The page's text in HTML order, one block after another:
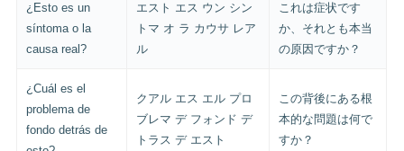
¿Esto es un
síntoma o la
causa real?
エスト エス ウン シン
トマ オ ラ カウサ レア
ル
これは症状です
か、それとも本当
の原因ですか？
¿Cuál es el
problema de
fondo detrás de
クアル エス エル プロ
ブレマ デ フォンド デ
トラス デ エスト
この背後にある根
本的な問題は何で
すか？